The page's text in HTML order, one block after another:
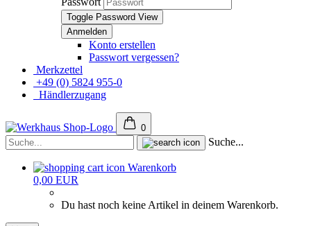
Toggle Password View
Konto erstellen
Passwort vergessen?
Merkzettel
+49 (0) 5824 955-0
Händlerzugang
0
Suche...
Warenkorb
0,00 EUR
Du hast noch keine Artikel in deinem Warenkorb.